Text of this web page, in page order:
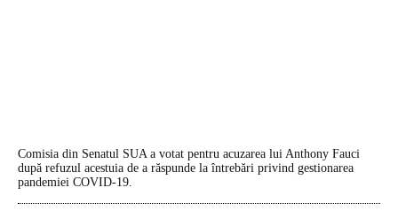
Comisia din Senatul SUA a votat pentru acuzarea lui Anthony Fauci
după refuzul acestuia de a răspunde la întrebări privind gestionarea
pandemiei COVID-19.